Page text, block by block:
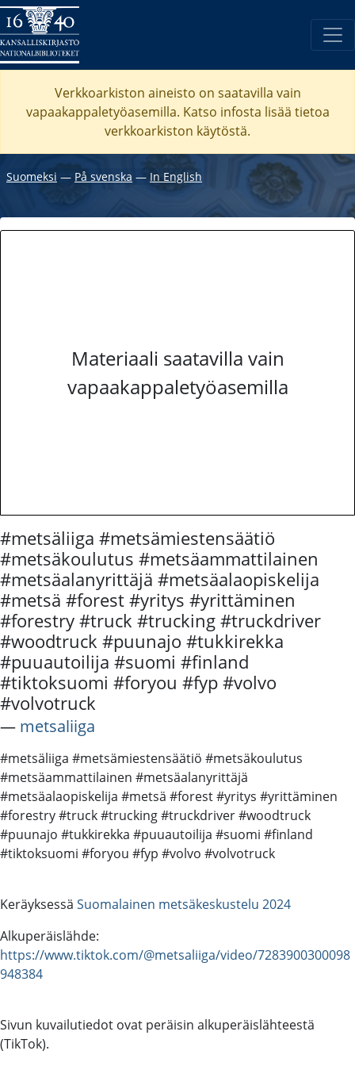
Verkkoarkiston aineisto on saatavilla vain
vapaakappaletyöasemilla. Katso infosta lisää tietoa
verkkoarkiston käytöstä.
Suomeksi ― På svenska ― In English
Materiaali saatavilla vain
vapaakappaletyöasemilla
#metsäliiga #metsämiestensäätiö
#metsäkoulutus #metsäammattilainen
#metsäalanyrittäjä #metsäalaopiskelija
#metsä #forest #yritys #yrittäminen
#forestry #truck #trucking #truckdriver
#woodtruck #puunajo #tukkirekka
#puuautoilija #suomi #finland
#tiktoksuomi #foryou #fyp #volvo
#volvotruck
― metsaliiga
#metsäliiga #metsämiestensäätiö #metsäkoulutus
#metsäammattilainen #metsäalanyrittäjä
#metsäalaopiskelija #metsä #forest #yritys #yrittäminen
#forestry #truck #trucking #truckdriver #woodtruck
#puunajo #tukkirekka #puuautoilija #suomi #finland
#tiktoksuomi #foryou #fyp #volvo #volvotruck
Keräyksessä Suomalainen metsäkeskustelu 2024
Alkuperäislähde:
https://www.tiktok.com/@metsaliiga/video/7283900300098
948384
Sivun kuvailutiedot ovat peräisin alkuperäislähteestä
(TikTok).